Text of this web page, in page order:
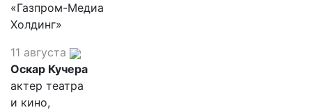
«Газпром-Медиа
Холдинг»
11 августа
Оскар Кучера
актер театра
и кино,